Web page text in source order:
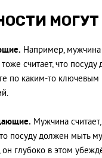
Например, мужчина
считает, что
по каким-то
Мужчина
посуду должен мыть
он глубоко в этом